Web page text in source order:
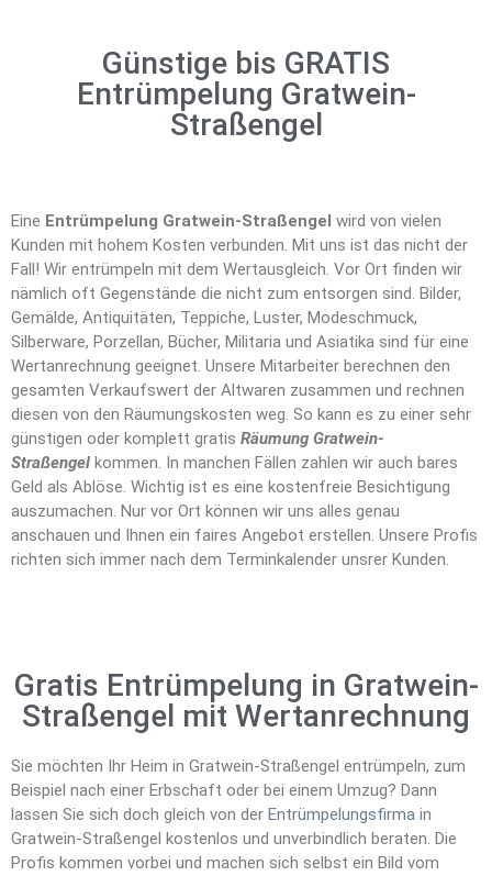
Günstige bis GRATIS
Entrümpelung Gratwein-
Straßengel
Eine Entrümpelung Gratwein-Straßengel wird von vielen
Kunden mit hohem Kosten verbunden. Mit uns ist das nicht der
Fall! Wir entrümpeln mit dem Wertausgleich. Vor Ort finden wir
nämlich oft Gegenstände die nicht zum entsorgen sind. Bilder,
Gemälde, Antiquitäten, Teppiche, Luster, Modeschmuck,
Silberware, Porzellan, Bücher, Militaria und Asiatika sind für eine
Wertanrechnung geeignet. Unsere Mitarbeiter berechnen den
gesamten Verkaufswert der Altwaren zusammen und rechnen
diesen von den Räumungskosten weg. So kann es zu einer sehr
günstigen oder komplett gratis Räumung Gratwein-
Straßengel kommen. In manchen Fällen zahlen wir auch bares
Geld als Ablöse. Wichtig ist es eine kostenfreie Besichtigung
auszumachen. Nur vor Ort können wir uns alles genau
anschauen und Ihnen ein faires Angebot erstellen. Unsere Profis
richten sich immer nach dem Terminkalender unsrer Kunden.
Gratis Entrümpelung in Gratwein-
Straßengel mit Wertanrechnung
Sie möchten Ihr Heim in Gratwein-Straßengel entrümpeln, zum
Beispiel nach einer Erbschaft oder bei einem Umzug? Dann
lassen Sie sich doch gleich von der Entrümpelungsfirma in
Gratwein-Straßengel kostenlos und unverbindlich beraten. Die
Profis kommen vorbei und machen sich selbst ein Bild vom